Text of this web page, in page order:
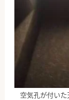
空気孔が付い